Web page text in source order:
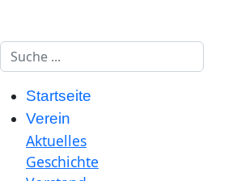
Suchen
Startseite
Verein
Aktuelles
Geschichte